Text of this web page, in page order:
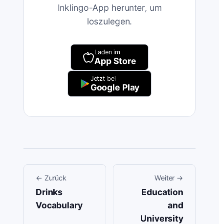
Inklingo-App herunter, um
loszulegen.
Laden im
App Store
Jetzt bei
Google Play
← Zurück
Drinks
Vocabulary
Weiter →
Education
and
University